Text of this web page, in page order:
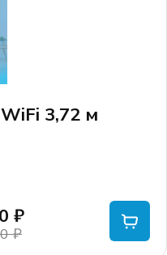
3,72 м
₽
₽